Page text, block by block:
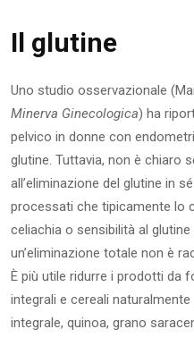
Il glutine
Uno studio osservazionale
Minerva Ginecologica) ha
pelvico in donne con
glutine. Tuttavia, non è chiaro
all’eliminazione del glutine in
processati che tipicamente lo
celiachia o sensibilità al
un’eliminazione totale non è
È più utile ridurre i prodotti da
integrali e cereali
integrale, quinoa, grano